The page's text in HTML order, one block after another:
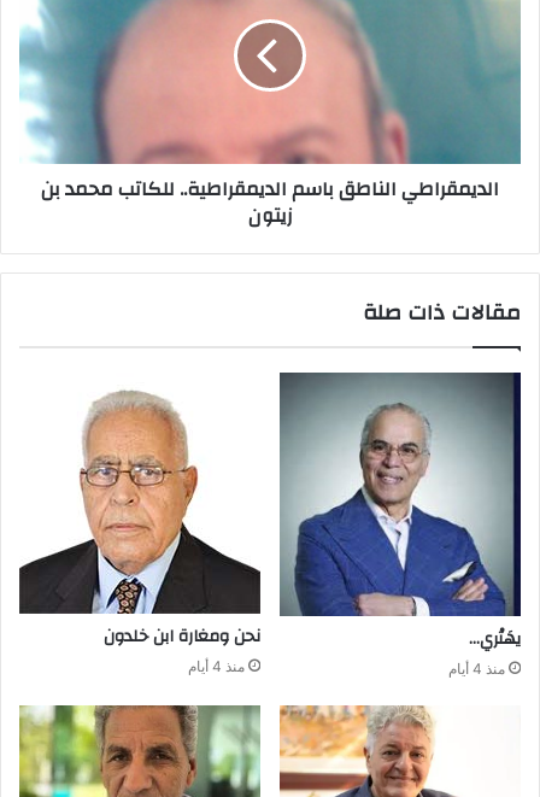
الديمقراطي الناطق باسم الديمقراطية.. للكاتب محمد بن
زيتون
مقالات ذات صلة
يهَتْري‭…‬
منذ 4 أيام
نحن‭ ‬ومغارة ابن‭ ‬خلدون
منذ 4 أيام